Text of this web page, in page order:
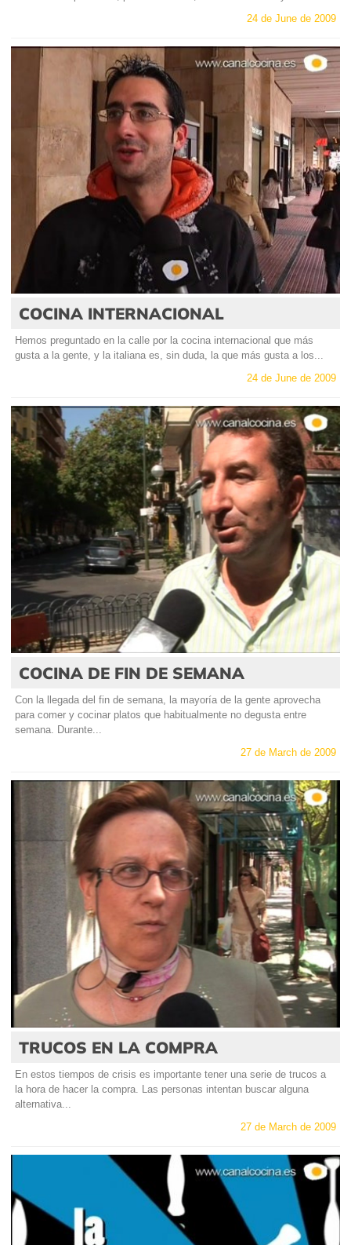
24 de June de 2009
COCINA INTERNACIONAL
Hemos preguntado en la calle por la cocina internacional que más
gusta a la gente, y la italiana es, sin duda, la que más gusta a los...
24 de June de 2009
COCINA DE FIN DE SEMANA
Con la llegada del fin de semana, la mayoría de la gente aprovecha
para comer y cocinar platos que habitualmente no degusta entre
semana. Durante...
27 de March de 2009
TRUCOS EN LA COMPRA
En estos tiempos de crisis es importante tener una serie de trucos a
la hora de hacer la compra. Las personas intentan buscar alguna
alternativa...
27 de March de 2009